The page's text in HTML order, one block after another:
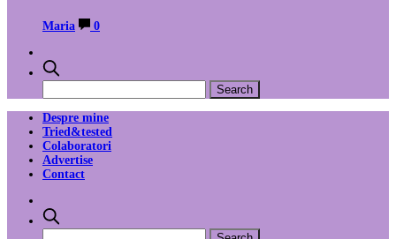
Maria 0
Despre mine
Tried&tested
Colaboratori
Advertise
Contact